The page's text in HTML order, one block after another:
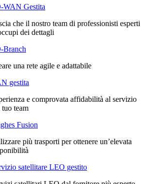
WAN Gestita
che il nostro team di professionisti esperti
dei dettagli
Branch
una rete agile e adattabile
gestita
e comprovata affidabilità al servizio
tuo team
Fusion
più trasporti per ottenere un’elevata
satellitare LEO gestito